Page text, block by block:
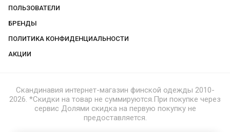
ПОЛЬЗОВАТЕЛИ
БРЕНДЫ
ПОЛИТИКА КОНФИДЕНЦИАЛЬНОСТИ
АКЦИИ
Скандинавия интернет-магазин финской одежды 2010-
2026. *Скидки на товар не суммируются.При покупке через
сервис Долями скидка на первую покупку не
предоставляется.